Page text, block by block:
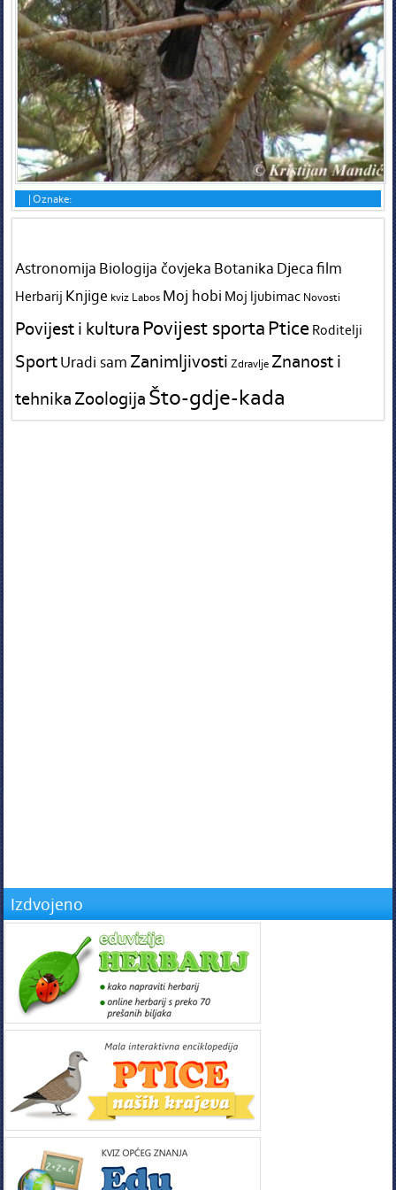
|Oznake:
Astronomija Biologija čovjeka Botanika Djeca film
Herbarij Knjige kviz Labos Moj hobi Moj ljubimac Novosti
Povijest i kultura Povijest sportaPtice Roditelji
SportUradi sam Zanimljivosti Zdravlje Znanost i
tehnika Zoologija Što-gdje-kada
Izdvojeno